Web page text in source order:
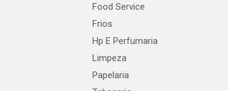
Food Service
Frios
Hp E Perfumaria
Limpeza
Papelaria